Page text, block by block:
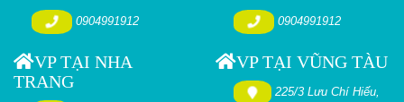
0904991912 0904991912
VP TẠI NHA
TRANG
VP TẠI VŨNG TÀU
225/3 Lưu Chí Hiếu,